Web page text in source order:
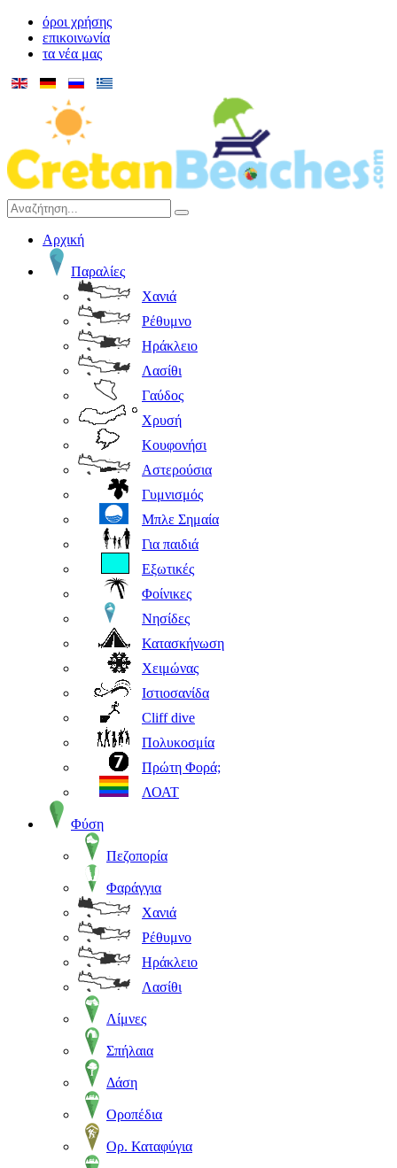
όροι χρήσης
επικοινωνία
τα νέα μας
Αρχική
Παραλίες
Χανιά
Ρέθυμνο
Ηράκλειο
Λασίθι
Γαύδος
Χρυσή
Κουφονήσι
Αστερούσια
Γυμνισμός
Μπλε Σημαία
Για παιδιά
Εξωτικές
Φοίνικες
Νησίδες
Κατασκήνωση
Χειμώνας
Ιστιοσανίδα
Cliff dive
Πολυκοσμία
Πρώτη Φορά;
ΛΟΑΤ
Φύση
Πεζοπορία
Φαράγγια
Χανιά
Ρέθυμνο
Ηράκλειο
Λασίθι
Λίμνες
Σπήλαια
Δάση
Οροπέδια
Ορ. Καταφύγια